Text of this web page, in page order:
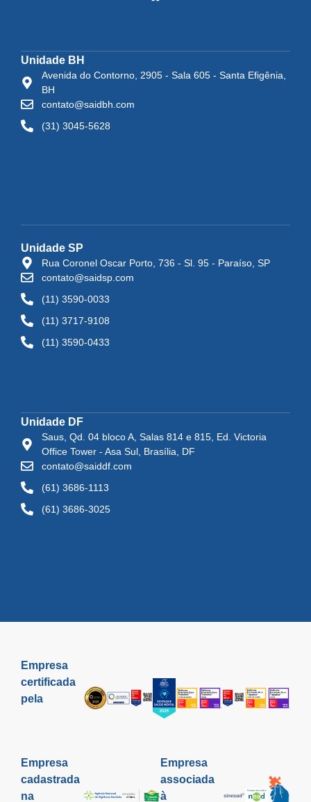
Unidade BH
Avenida do Contorno, 2905 - Sala 605 - Santa Efigênia,
BH
contato@saidbh.com
(31) 3045-5628
Unidade SP
Rua Coronel Oscar Porto, 736 - Sl. 95 - Paraíso, SP
contato@saidsp.com
(11) 3590-0033
(11) 3717-9108
(11) 3590-0433
Unidade DF
Saus, Qd. 04 bloco A, Salas 814 e 815, Ed. Victoria
Office Tower - Asa Sul, Brasília, DF
contato@saiddf.com
(61) 3686-1113
(61) 3686-3025
Empresa
certificada
pela
Empresa
cadastrada
na
Empresa
associada
à